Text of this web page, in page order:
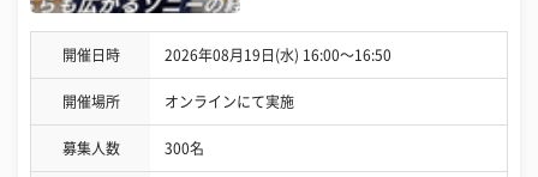
開催日時 2026年08月19日(水) 16:00〜16:50
開催場所 オンラインにて実施
募集人数 300名